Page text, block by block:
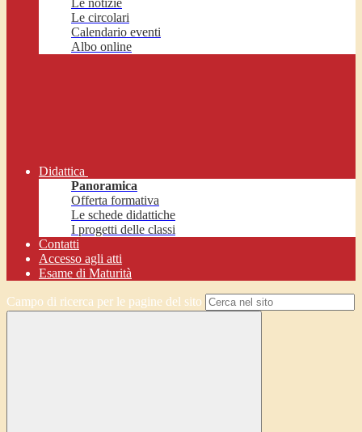
Le notizie
Le circolari
Calendario eventi
Albo online
Didattica
Panoramica
Offerta formativa
Le schede didattiche
I progetti delle classi
Contatti
Accesso agli atti
Esame di Maturità
Campo di ricerca per le pagine del sito